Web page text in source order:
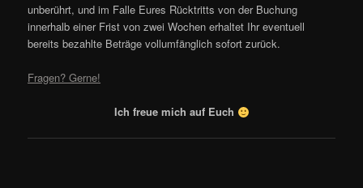
unberührt, und im Falle Eures Rücktritts von der Buchung
innerhalb einer Frist von zwei Wochen erhaltet Ihr eventuell
bereits bezahlte Beträge vollumfänglich sofort zurück.
Fragen? Gerne!
Ich freue mich auf Euch